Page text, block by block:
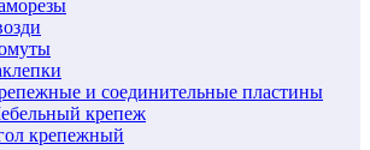
и соединительные пластины
крепеж
крепежный